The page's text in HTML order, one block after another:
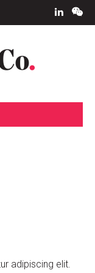
adipiscing elit.